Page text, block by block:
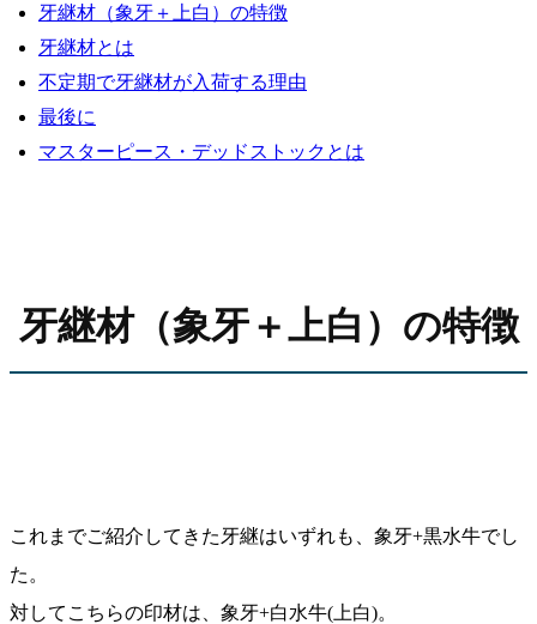
牙継材（象牙＋上白）の特徴
牙継材とは
不定期で牙継材が入荷する理由
最後に
マスターピース・デッドストックとは
牙継材（象牙＋上白）の特徴
これまでご紹介してきた牙継はいずれも、象牙+黒水牛でし
た。
対してこちらの印材は、象牙+白水牛(上白)。